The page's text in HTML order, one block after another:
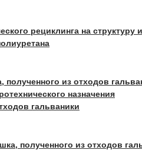
рециклинга на структуру
из отходов
назначения
гальваники
полученного из отходов